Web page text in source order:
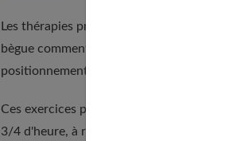
Les thérapies proposées sont basées
bègue comment se décontracter.
positionnement de la langue, des
Ces exercices permettent à l'enfant une
3/4 d'heure, à raison de deux séances